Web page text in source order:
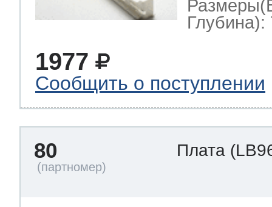
Глубина):
1977
Сообщить о поступлении
80 Плата